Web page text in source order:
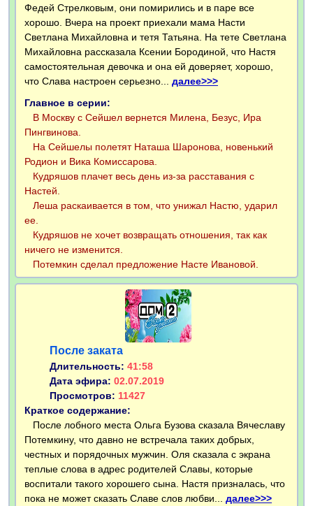
Федей Стрелковым, они помирились и в паре все
хорошо. Вчера на проект приехали мама Насти
Светлана Михайловна и тетя Татьяна. На тете Светлана
Михайловна рассказала Ксении Бородиной, что Настя
самостоятельная девочка и она ей доверяет, хорошо,
что Слава настроен серьезно... далее>>>
Главное в серии:
В Москву с Сейшел вернется Милена, Безус, Ира
Пингвинова.
На Сейшелы полетят Наташа Шаронова, новенький
Родион и Вика Комиссарова.
Кудряшов плачет весь день из-за расставания с
Настей.
Леша раскаивается в том, что унижал Настю, ударил
ее.
Кудряшов не хочет возвращать отношения, так как
ничего не изменится.
Потемкин сделал предложение Насте Ивановой.
После заката
Длительность: 41:58
Дата эфира: 02.07.2019
Просмотров: 11427
Краткое содержание:
После лобного места Ольга Бузова сказала Вячеславу
Потемкину, что давно не встречала таких добрых,
честных и порядочных мужчин. Оля сказала с экрана
теплые слова в адрес родителей Славы, которые
воспитали такого хорошего сына. Настя призналась, что
пока не может сказать Славе слов любви... далее>>>